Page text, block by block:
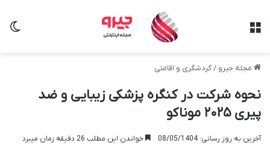
مجله جیرو /گردشگری و اقامتی
نحوه شرکت در کنگره پزشکی زیبایی و ضد
پیری ۲۰۲۵ موناکو
آخرین به روز رسانی: 08/05/1404 خواندن این مطلب 26 دقیقه زمان میبرد